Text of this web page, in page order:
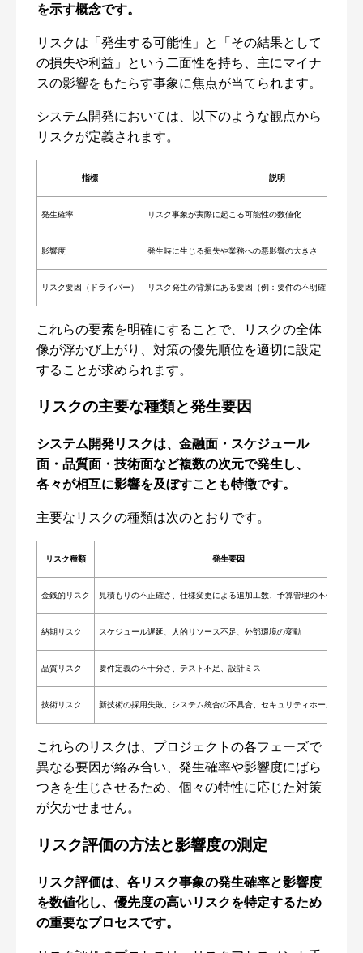
を示す概念です。
リスクは「発生する可能性」と「その結果として
の損失や利益」という二面性を持ち、主にマイナ
スの影響をもたらす事象に焦点が当てられます。
システム開発においては、以下のような観点から
リスクが定義されます。
指標 説明
発生確率 リスク事象が実際に起こる可能性の数値化
影響度 発生時に生じる損失や業務への悪影響の大きさ
リスク要因（ドライバー） リスク発生の背景にある要因（例：要件の不明確さ、技術
これらの要素を明確にすることで、リスクの全体
像が浮かび上がり、対策の優先順位を適切に設定
することが求められます。
リスクの主要な種類と発生要因
システム開発リスクは、金融面・スケジュール
面・品質面・技術面など複数の次元で発生し、
各々が相互に影響を及ぼすことも特徴です。
主要なリスクの種類は次のとおりです。
リスク種類 発生要因
金銭的リスク 見積もりの不正確さ、仕様変更による追加工数、予算管理の不備
納期リスク スケジュール遅延、人的リソース不足、外部環境の変動
品質リスク 要件定義の不十分さ、テスト不足、設計ミス
技術リスク 新技術の採用失敗、システム統合の不具合、セキュリティホールの存在
これらのリスクは、プロジェクトの各フェーズで
異なる要因が絡み合い、発生確率や影響度にばら
つきを生じさせるため、個々の特性に応じた対策
が欠かせません。
リスク評価の方法と影響度の測定
リスク評価は、各リスク事象の発生確率と影響度
を数値化し、優先度の高いリスクを特定するため
の重要なプロセスです。